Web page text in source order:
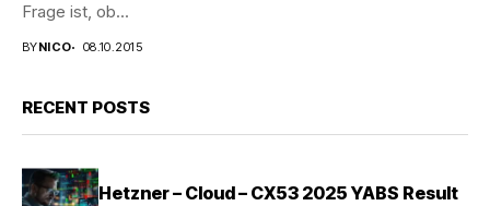
Frage ist, ob...
BYNICO 08.10.2015
RECENT POSTS
Hetzner – Cloud – CX53 2025 YABS Result